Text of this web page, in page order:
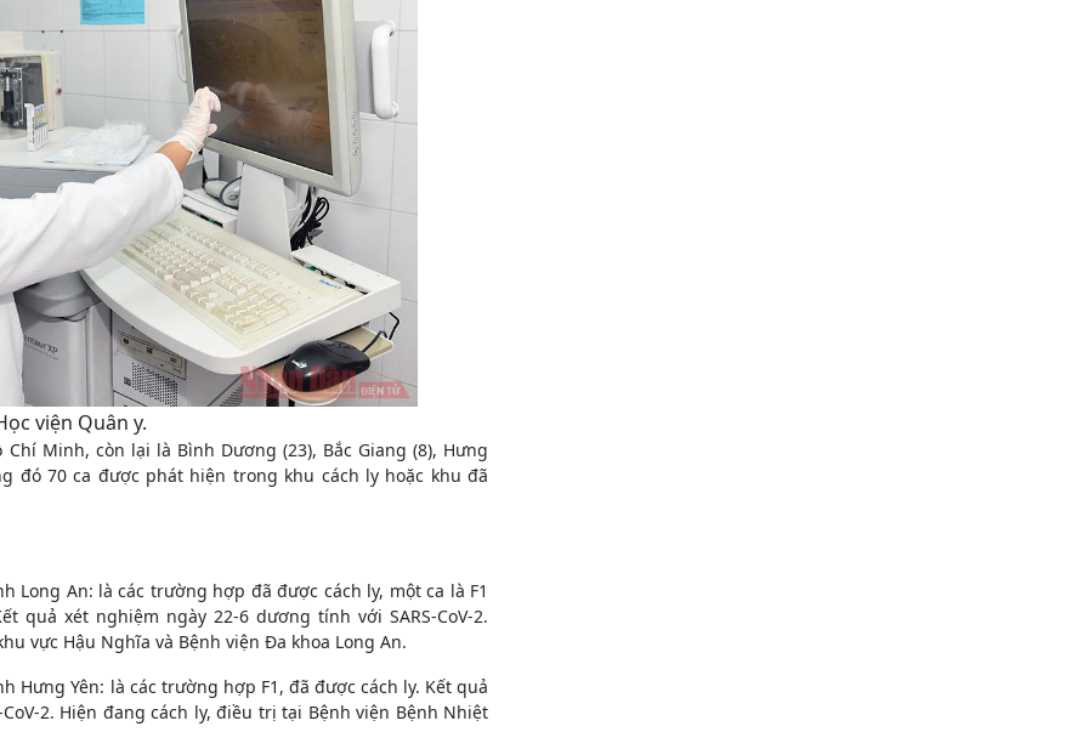
viện Quân y.
Minh, còn lại là Bình Dương (23), Bắc Giang (8), Hưng
đó 70 ca được phát hiện trong khu cách ly hoặc khu đã
Long An: là các trường hợp đã được cách ly, một ca là F1
quả xét nghiệm ngày 22-6 dương tính với SARS-CoV-2.
vực Hậu Nghĩa và Bệnh viện Đa khoa Long An.
Hưng Yên: là các trường hợp F1, đã được cách ly. Kết quả
2. Hiện đang cách ly, điều trị tại Bệnh viện Bệnh Nhiệt